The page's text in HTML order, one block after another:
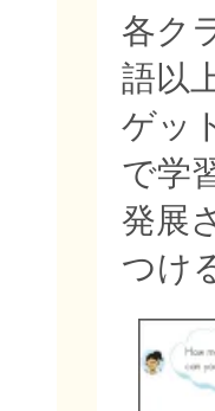
各ク
語以
ゲッ
で学
発展
つけ